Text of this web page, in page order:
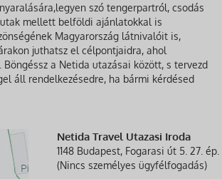
szó tengerpartról, csodás
mellett belföldi ajánlatokkal is
Magyarország látnivalóit is,
juthatsz el célpontjaidra, ahol
a Netida utazásai között, s tervezd
áll rendelkezésedre, ha bármi kérdésed
Netida Travel Utazasi Iroda
1148 Budapest, Fogarasi út 5. 27. ép.
(Nincs személyes ügyfélfogadás)